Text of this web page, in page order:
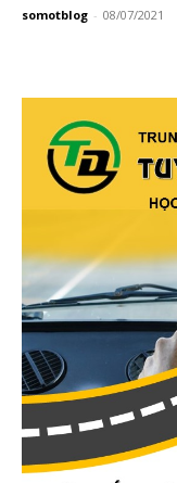
somotblog - 08/07/2021